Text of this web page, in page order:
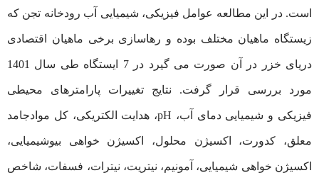
است. در این مطالعه عوامل فیزیکی، شیمیایی آب رودخانه تجن که
زیستگاه ماهیان مختلف بوده و رهاسازی برخی ماهیان اقتصادی
دریای خزر در آن صورت می گیرد در 7 ایستگاه طی سال 1401
مورد بررسی قرار گرفت. نتایج تغییرات پارامترهای محیطی
فیزیکی و شیمیایی دمای آب، pH، هدایت الکتریکی، کل موادجامد
معلق، کدورت، اکسیژن محلول، اکسیژن خواهی بیوشیمیایی،
اکسیژن خواهی شیمیایی، آمونیم، نیتریت، نیترات، فسفات، شاخص